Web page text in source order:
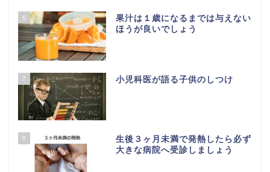
6
果汁は１歳になるまでは与えない
ほうが良いでしょう
7 小児科医が語る子供のしつけ
8
生後３ヶ月未満で発熱したら必ず
大きな病院へ受診しましょう